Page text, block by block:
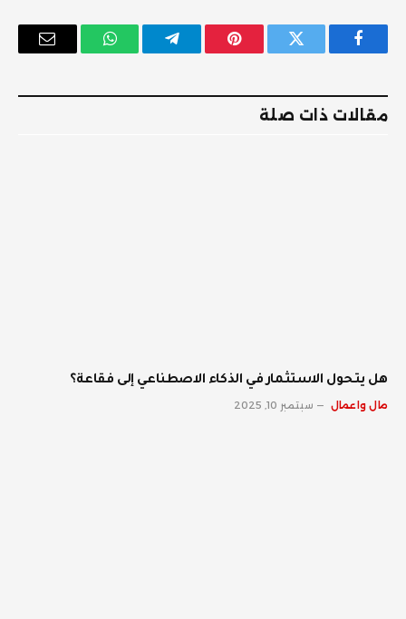
فيسبوك تويتر بينتيريستتيلقرام واتساب
البريد
مقالات ذات صلة
هل يتحول الاستثمار في الذكاء الاصطناعي إلى فقاعة؟
مال واعمال سبتمبر 10, 2025